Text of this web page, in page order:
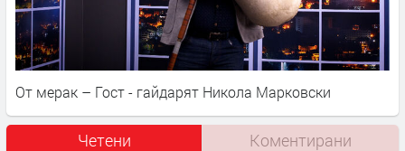
От мерак – Гост - гайдарят Никола Марковски
Четени Коментирани